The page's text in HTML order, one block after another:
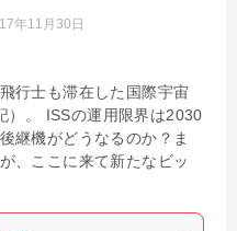
年11月30日
行士も滞在した国際宇宙
）。 ISSの運用限界は2030
継機がどうなるのか？ま
、ここに来て新たなビッ